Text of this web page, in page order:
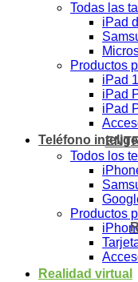
Todas las
iPad
Productos
iPad
iPad
iPad
Teléfono
Todos los
Productos
Realidad virtual